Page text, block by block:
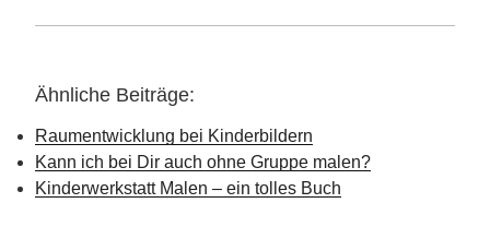
Ähnliche Beiträge:
Raumentwicklung bei Kinderbildern
Kann ich bei Dir auch ohne Gruppe malen?
Kinderwerkstatt Malen – ein tolles Buch